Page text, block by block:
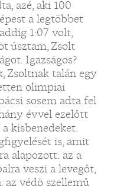
azé, aki 100
a legtöbbet
1:07 volt,
úsztam, Zsolt
Igazságos?
Zsoltnak talán egy
olimpiai
sosem adta fel
évvel ezelőtt
kisbenedeket.
is, amit
alapozott: az a
veszi a levegőt,
az védő szellemű